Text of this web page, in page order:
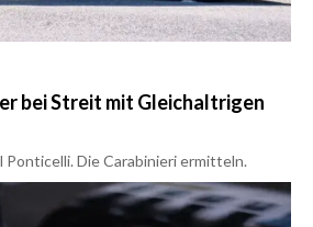
bei Streit mit Gleichaltrigen
Ponticelli. Die Carabinieri ermitteln.